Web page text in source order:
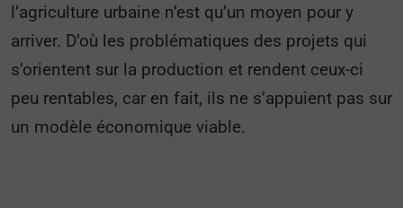
l’agriculture urbaine n’est qu’un moyen pour y
arriver. D’où les problématiques des projets qui
s’orientent sur la production et rendent ceux-ci
peu rentables, car en fait, ils ne s’appuient pas sur
un modèle économique viable.